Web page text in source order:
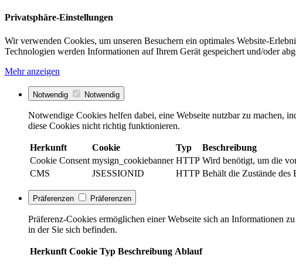
Privatsphäre-Einstellungen
Wir verwenden Cookies, um unseren Besuchern ein optimales Website-
Technologien werden Informationen auf Ihrem Gerät gespeichert und/oder
Mehr anzeigen
Notwendig Notwendig
Notwendige Cookies helfen dabei, eine Webseite nutzbar zu machen,
diese Cookies nicht richtig funktionieren.
Herkunft Cookie Typ Beschreibung
Cookie Consent mysign_cookiebanner HTTP Wird benötigt, um die
CMS
JSESSIONID HTTP Behält die Zustände des
Präferenzen Präferenzen
Präferenz-Cookies ermöglichen einer Webseite sich an Informationen
in der Sie sich befinden.
Herkunft Cookie Typ Beschreibung Ablauf